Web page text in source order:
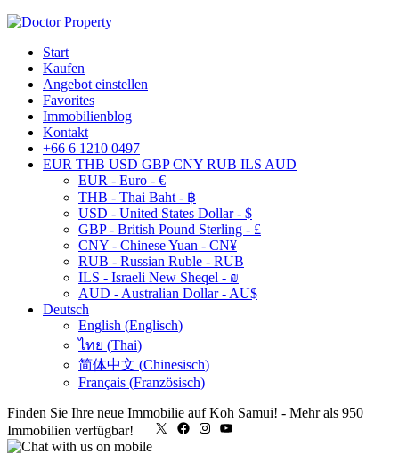
Start
Kaufen
Angebot einstellen
Favorites
Immobilienblog
Kontakt
+66 6 1210 0497
EUR THB USD GBP CNY RUB ILS AUD
EUR - Euro - €
THB - Thai Baht - ฿
USD - United States Dollar - $
GBP - British Pound Sterling - £
CNY - Chinese Yuan - CN¥
RUB - Russian Ruble - RUB
ILS - Israeli New Sheqel - ₪
AUD - Australian Dollar - AU$
Deutsch
English (Englisch)
ไทย (Thai)
简体中文 (Chinesisch)
Français (Französisch)
Finden Sie Ihre neue Immobilie auf Koh Samui! - Mehr als 950
Immobilien verfügbar!
X FacebookInstagram